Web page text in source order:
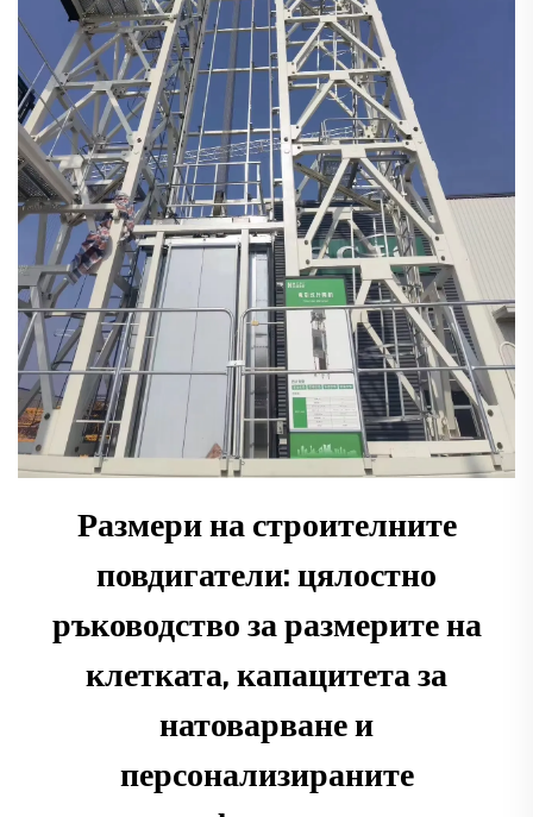
Размери на строителните
повдигатели: цялостно
ръководство за размерите на
клетката, капацитета за
натоварване и
персонализираните